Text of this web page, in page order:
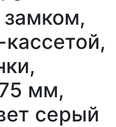
мм,
серый